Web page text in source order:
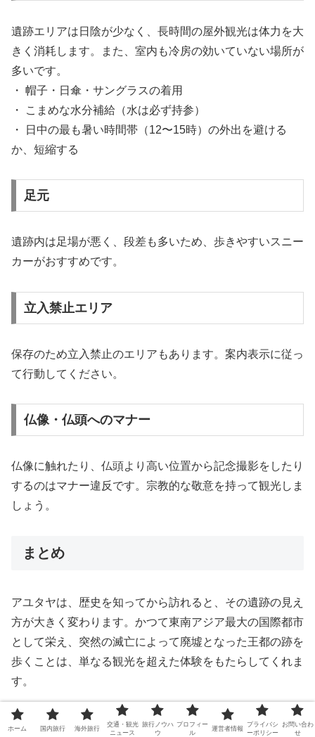
遺跡エリアは日陰が少なく、長時間の屋外観光は体力を大
きく消耗します。また、室内も冷房の効いていない場所が
多いです。
・ 帽子・日傘・サングラスの着用
・ こまめな水分補給（水は必ず持参）
・ 日中の最も暑い時間帯（12〜15時）の外出を避ける
か、短縮する
足元
遺跡内は足場が悪く、段差も多いため、歩きやすいスニー
カーがおすすめです。
立入禁止エリア
保存のため立入禁止のエリアもあります。案内表示に従っ
て行動してください。
仏像・仏頭へのマナー
仏像に触れたり、仏頭より高い位置から記念撮影をしたり
するのはマナー違反です。宗教的な敬意を持って観光しま
しょう。
まとめ
アユタヤは、歴史を知ってから訪れると、その遺跡の見え
方が大きく変わります。かつて東南アジア最大の国際都市
として栄え、突然の滅亡によって廃墟となった王都の跡を
歩くことは、単なる観光を超えた体験をもたらしてくれま
す。
バンコクから日帰りでも十分楽しめますが、じっくり回り
ホーム 国内旅行 海外旅行
交通・観光
ニュース
旅行ノウハ
ウ
プロフィー
ル
運営者情報
プライバシ
ーポリシー
お問い合わ
せ